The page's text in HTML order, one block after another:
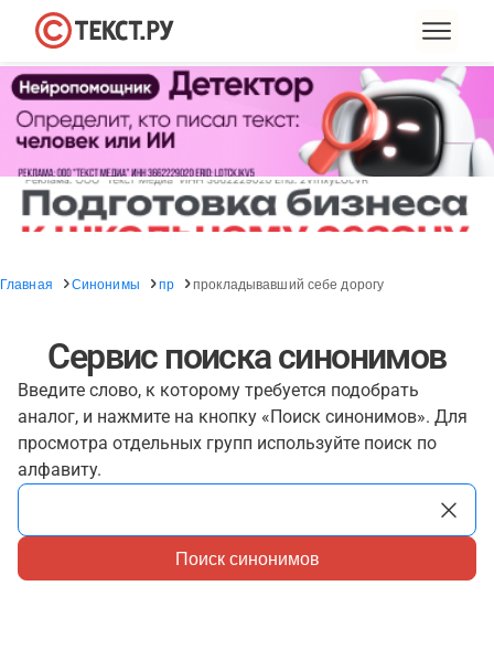
Главная Синонимы пр прокладывавший себе дорогу
Сервис поиска синонимов
Введите слово, к которому требуется подобрать
аналог, и нажмите на кнопку «Поиск синонимов». Для
просмотра отдельных групп используйте поиск по
алфавиту.
Поиск синонимов